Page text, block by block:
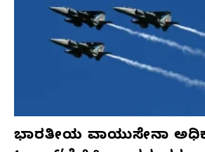
ಭಾರತೀಯ ವಾಯುಸೇನಾ